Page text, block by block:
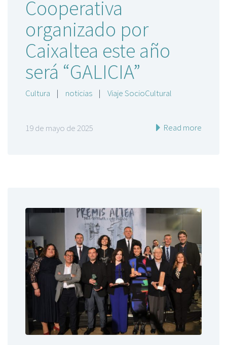
Cooperativa
organizado por
Caixaltea este año
será “GALICIA”
Cultura | noticias | Viaje SocioCultural
19 de mayo de 2025 Read more